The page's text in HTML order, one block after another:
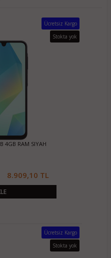
Ücretsiz Kargo
Stokta yok
4GB RAM SIYAH
8.909,10 TL
Ücretsiz Kargo
Stokta yok